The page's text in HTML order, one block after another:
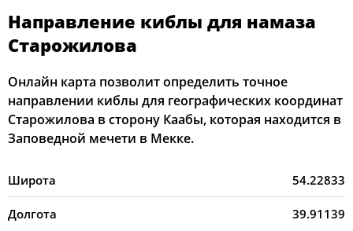
Направление киблы для намаза
Старожилова
Онлайн карта позволит определить точное
направлении киблы для географических координат
Старожилова в сторону Каабы, которая находится в
Заповедной мечети в Мекке.
Широта 54.22833
Долгота 39.91139